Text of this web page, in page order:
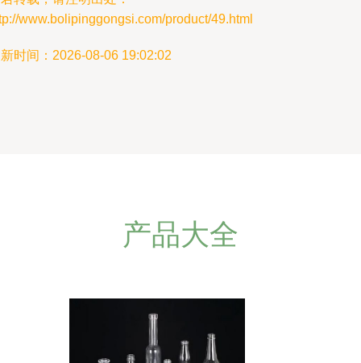
www.bolipinggongsi.com/product/49.html
时间：2026-08-06 19:02:02
产品大全